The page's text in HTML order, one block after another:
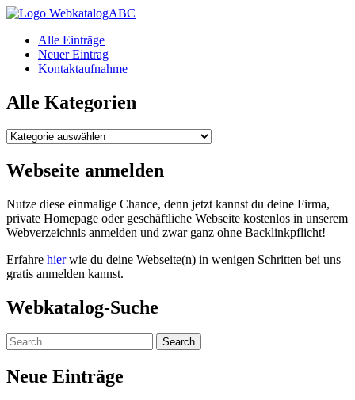
WebkatalogABC
Alle Einträge
Neuer Eintrag
Kontaktaufnahme
Alle Kategorien
Alle
Webseite anmelden
Nutze diese einmalige Chance, denn jetzt kannst du deine Firma,
private Homepage oder geschäftliche Webseite kostenlos in unserem
Webverzeichnis anmelden und zwar ganz ohne Backlinkpflicht!
Erfahre hierwie du deine Webseite(n) in wenigen Schritten bei uns
gratis anmelden kannst.
Webkatalog-Suche
Neue Einträge